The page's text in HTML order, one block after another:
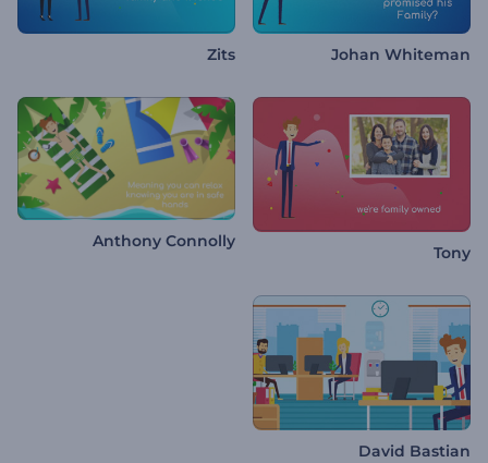
Johan Whiteman
Zits
Tony
Anthony Connolly
David Bastian